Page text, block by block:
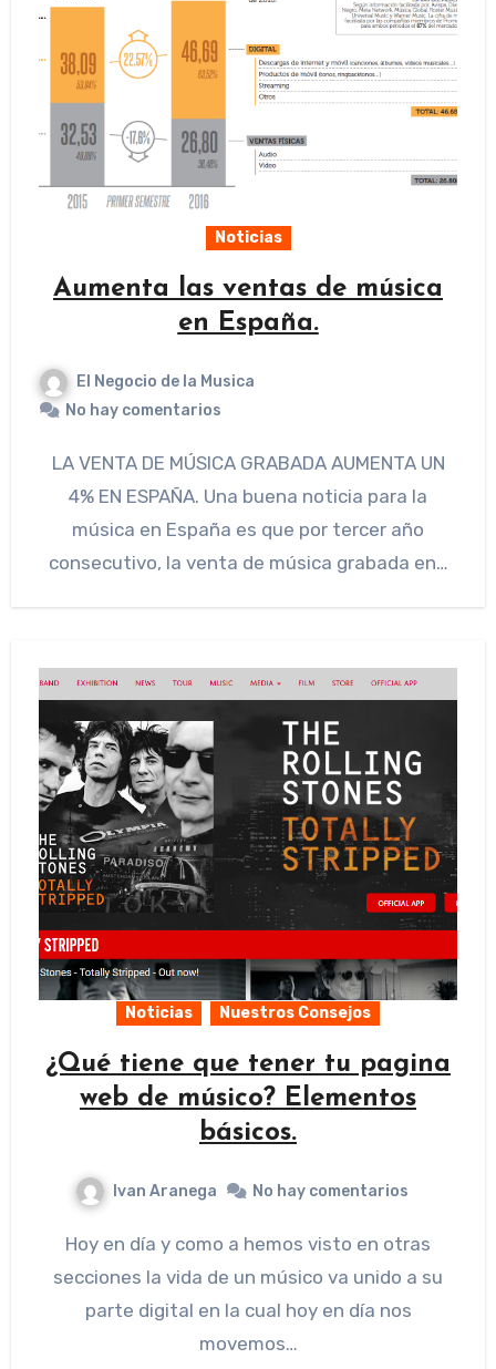
Noticias
Aumenta las ventas de música
en España.
El Negocio de la Musica
No hay comentarios
LA VENTA DE MÚSICA GRABADA AUMENTA UN
4% EN ESPAÑA. Una buena noticia para la
música en España es que por tercer año
consecutivo, la venta de música grabada en…
Noticias Nuestros Consejos
¿Qué tiene que tener tu pagina
web de músico? Elementos
básicos.
Ivan Aranega No hay comentarios
Hoy en día y como a hemos visto en otras
secciones la vida de un músico va unido a su
parte digital en la cual hoy en día nos
movemos…